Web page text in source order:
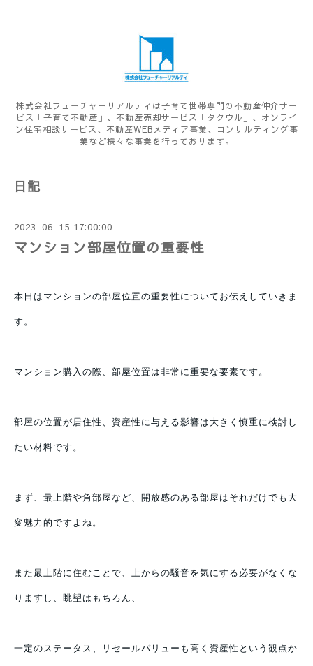
株式会社フューチャーリアルティは子育て世帯専門の不動産仲介サー
ビス「子育て不動産」、不動産売却サービス「タクウル」、オンライ
ン住宅相談サービス、不動産WEBメディア事業、コンサルティング事
業など様々な事業を行っております。
日記
2023-06-15 17:00:00
マンション部屋位置の重要性
本日はマンションの部屋位置の重要性についてお伝えしていきま
す。
マンション購入の際、部屋位置は非常に重要な要素です。
部屋の位置が居住性、資産性に与える影響は大きく慎重に検討し
たい材料です。
まず、最上階や角部屋など、開放感のある部屋はそれだけでも大
変魅力的ですよね。
また最上階に住むことで、上からの騒音を気にする必要がなくな
りますし、眺望はもちろん、
一定のステータス、リセールバリューも高く資産性という観点か